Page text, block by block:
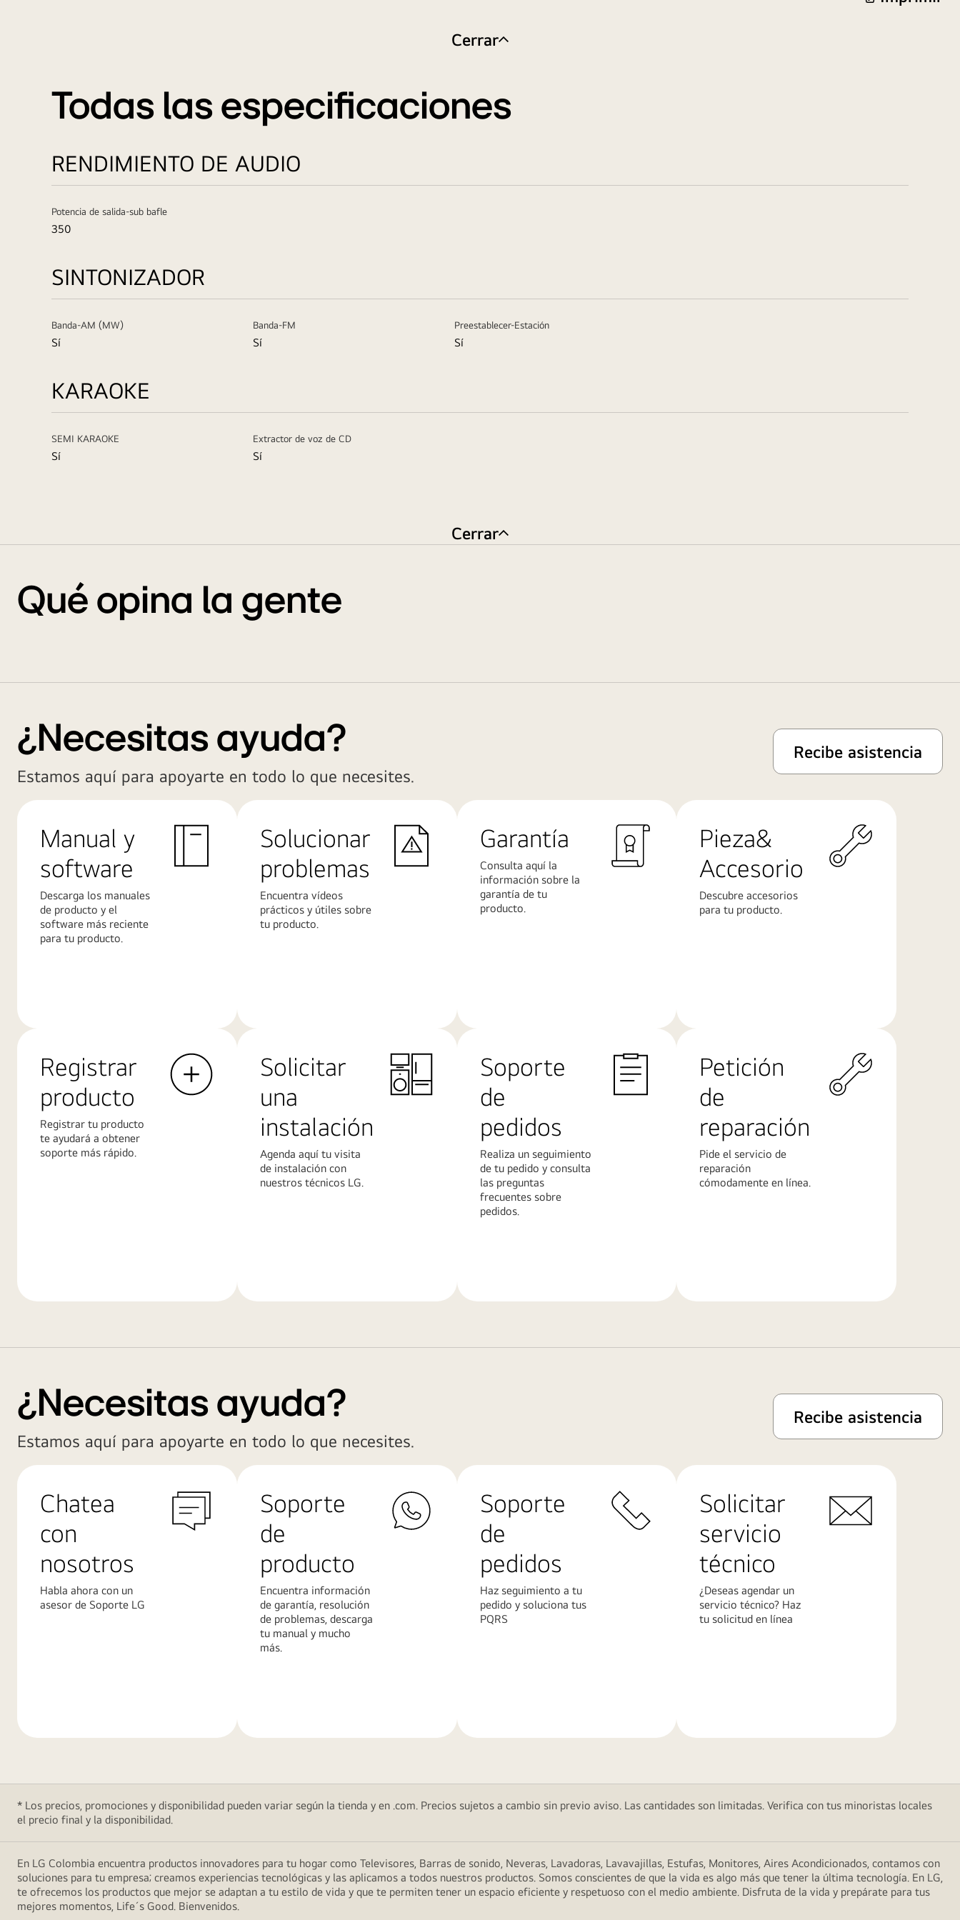
Cerrar
Todas las especificaciones
RENDIMIENTO DE AUDIO
Potencia de salida-sub bafle
350
SINTONIZADOR
Banda-AM (MW)
Sí
Banda-FM
Sí
Preestablecer-Estación
Sí
KARAOKE
SEMI KARAOKE
Sí
Extractor de voz de CD
Sí
Cerrar
Qué opina la gente
¿Necesitas ayuda?
Estamos aquí para apoyarte en todo lo que necesites.
Recibe asistencia
Manual y
software
Descarga los manuales
de producto y el
software más reciente
para tu producto.
Solucionar
problemas
Encuentra vídeos
prácticos y útiles sobre
tu producto.
Garantía
Consulta aquí la
información sobre la
garantía de tu
producto.
Pieza&
Accesorio
Descubre accesorios
para tu producto.
Registrar
producto
Registrar tu producto
te ayudará a obtener
soporte más rápido.
Solicitar
una
instalación
Agenda aquí tu visita
de instalación con
nuestros técnicos LG.
Soporte
de
pedidos
Realiza un seguimiento
de tu pedido y consulta
las preguntas
frecuentes sobre
pedidos.
Petición
de
reparación
Pide el servicio de
reparación
cómodamente en línea.
¿Necesitas ayuda?
Estamos aquí para apoyarte en todo lo que necesites.
Recibe asistencia
Chatea
con
nosotros
Habla ahora con un
asesor de Soporte LG
Soporte
de
producto
Encuentra información
de garantía, resolución
de problemas, descarga
tu manual y mucho
más.
Soporte
de
pedidos
Haz seguimiento a tu
pedido y soluciona tus
PQRS
Solicitar
servicio
técnico
¿Deseas agendar un
servicio técnico? Haz
tu solicitud en línea
* Los precios, promociones y disponibilidad pueden variar según la tienda y en .com. Precios sujetos a cambio sin previo aviso. Las cantidades son limitadas. Verifica con tus minoristas locales
el precio final y la disponibilidad.
En LG Colombia encuentra productos innovadores para tu hogar como Televisores, Barras de sonido, Neveras, Lavadoras, Lavavajillas, Estufas, Monitores, Aires Acondicionados, contamos con
soluciones para tu empresa; creamos experiencias tecnológicas y las aplicamos a todos nuestros productos. Somos conscientes de que la vida es algo más que tener la última tecnología. En LG,
te ofrecemos los productos que mejor se adaptan a tu estilo de vida y que te permiten tener un espacio eficiente y respetuoso con el medio ambiente. Disfruta de la vida y prepárate para tus
mejores momentos, Life´s Good. Bienvenidos.